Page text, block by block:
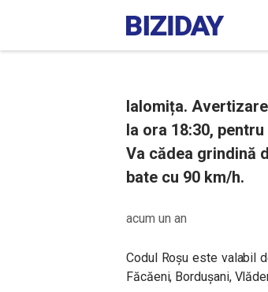
Ialomița.
la ora 18:30,
Va cădea grindină
bate cu 90 km/h.
acum un an
Codul Roșu este valabil
Făcăeni, Bordușani,